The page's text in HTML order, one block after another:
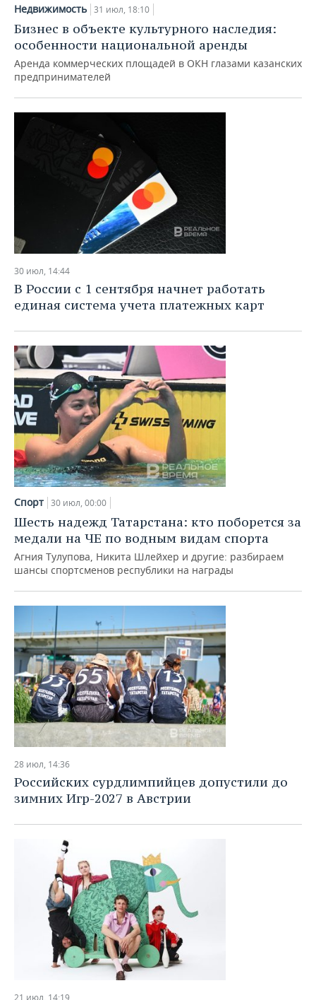
НЕФТЕХИМИЯ
НЕФТЬ
ОПК
ЭНЕРГЕТИКА
РОЗНИЧНАЯ ТОРГОВЛЯ
ТРАНСПОРТ
НОВОСТИ ТЕХНОЛОГИЙ
IT
ТЕЛЕКОММУНИКАЦИИ
МЕРОПРИЯТИЯ
НОВОСТИ МЕРОПРИЯТИЙ
БИЗНЕС-БРАНЧИ
ONLINE-КОНФЕРЕНЦИИ
ОТКРЫТАЯ ЛЕКЦИЯ
СПОРТ
ФУТБОЛ
КИБЕРСПОРТ
ФИГУРНОЕ КАТАНИЕ
ХОККЕЙ С МЯЧОМ
НОВОСТИ ОБЩЕСТВА
ИНФРАСТРУКТУРА
КУЛЬТУРА
МЕДИЦИНА
ПРОИСШЕСТВИЯ
ФОТОГАЛЕРЕЯ
СПИСОК ПЕРСОН
СПИСОК КОМПАНИЙ
ПОЛНАЯ ВЕРСИЯ
Недвижимость 31 июл, 18:10
Бизнес в объекте культурного наследия:
особенности национальной аренды
Аренда коммерческих площадей в ОКН глазами казанских
предпринимателей
30 июл, 14:44
В России с 1 сентября начнет работать
единая система учета платежных карт
Спорт 30 июл, 00:00
Шесть надежд Татарстана: кто поборется за
медали на ЧЕ по водным видам спорта
Агния Тулупова, Никита Шлейхер и другие: разбираем
шансы спортсменов республики на награды
28 июл, 14:36
Российских сурдлимпийцев допустили до
зимних Игр-2027 в Австрии
21 июл, 14:19